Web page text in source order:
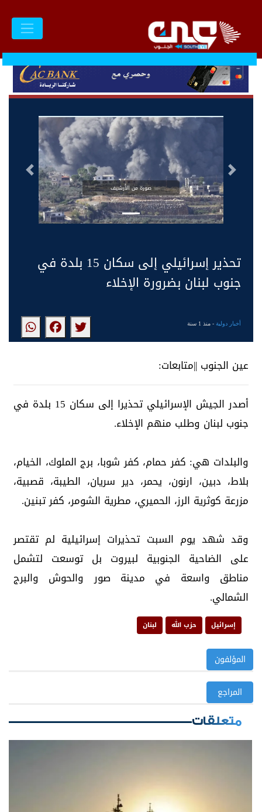
صورة من الأرشيف
التالى السابق
تحذير إسرائيلي إلى سكان 15 بلدة في
جنوب لبنان بضرورة الإخلاء
أخبار دولية- منذ 1 سنة
عين الجنوب ||متابعات:
أصدر الجيش الإسرائيلي تحذيرا إلى سكان 15 بلدة في
جنوب لبنان وطلب منهم الإخلاء.
والبلدات هي: كفر حمام، كفر شوبا، برج الملوك، الخيام،
بلاط، دبين، ارنون، يحمر، دير سريان، الطيبة، قصبية،
مزرعة كوثرية الرز، الحميري، مطرية الشومر، كفر تبنين.
وقد شهد يوم السبت تحذيرات إسرائيلية لم تقتصر
على الضاحية الجنوبية لبيروت بل توسعت لتشمل
مناطق واسعة في مدينة صور والحوش والبرج
الشمالي.
إسرائيل حزب الله لبنان
المؤلفون
المراجع
متعلقات